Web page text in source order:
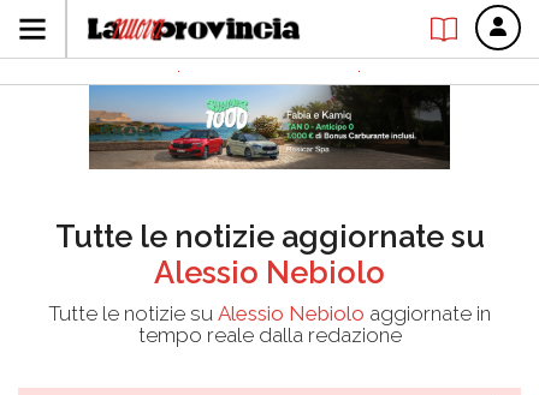
Tutte le notizie aggiornate su
Alessio Nebiolo
Tutte le notizie su Alessio Nebiolo aggiornate in
tempo reale dalla redazione